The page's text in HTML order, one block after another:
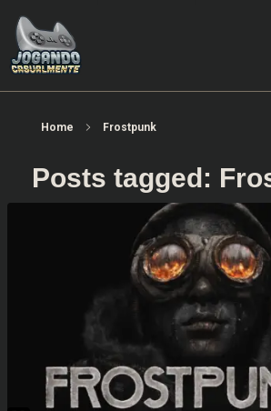
Home Frostpunk
Posts tagged: